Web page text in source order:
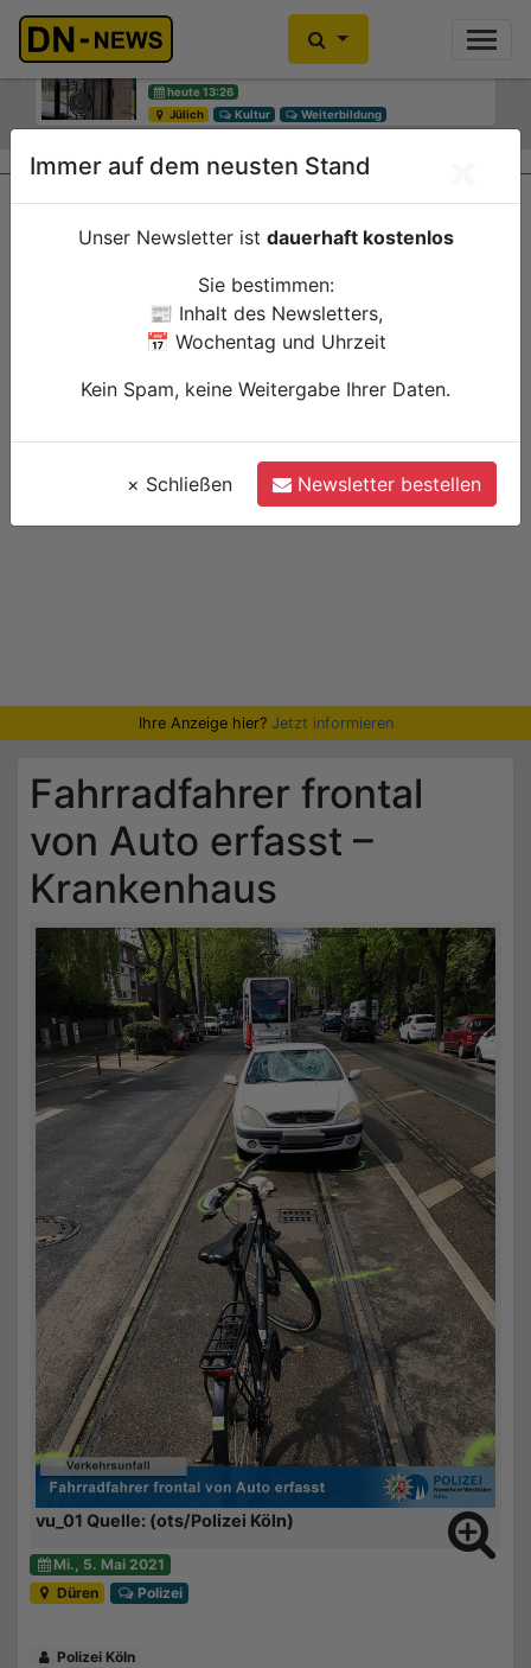
Diskussionen um Villa Buth:
Erinnerungsort oder Abriss?
heute 13:26
Jülich
Kultur Weiterbildung
Einbrecher im Kleiderschrank
gefunden
heute 10:30
Düren
Polizei
Previous
Ihre Anzeige hier? Jetzt informieren
Fahrradfahrer frontal
von Auto erfasst –
Krankenhaus
vu_01 Quelle: (ots/Polizei Köln)
Mi., 5. Mai 2021
Düren
Polizei
Polizei Köln
Immer auf dem neusten Stand
Unser Newsletter ist dauerhaft kostenlos
Sie bestimmen:
📰 Inhalt des Newsletters,
📅 Wochentag und Uhrzeit
Kein Spam, keine Weitergabe Ihrer Daten.
× Schließen Newsletter bestellen